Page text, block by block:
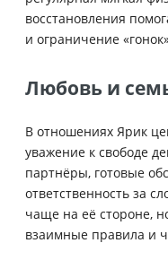
восстановления
и ограничение
Любовь и
В отношениях Ярик
уважение к свободе
партнёры, готовые
ответственность за
чаще на её стороне,
взаимные правила и